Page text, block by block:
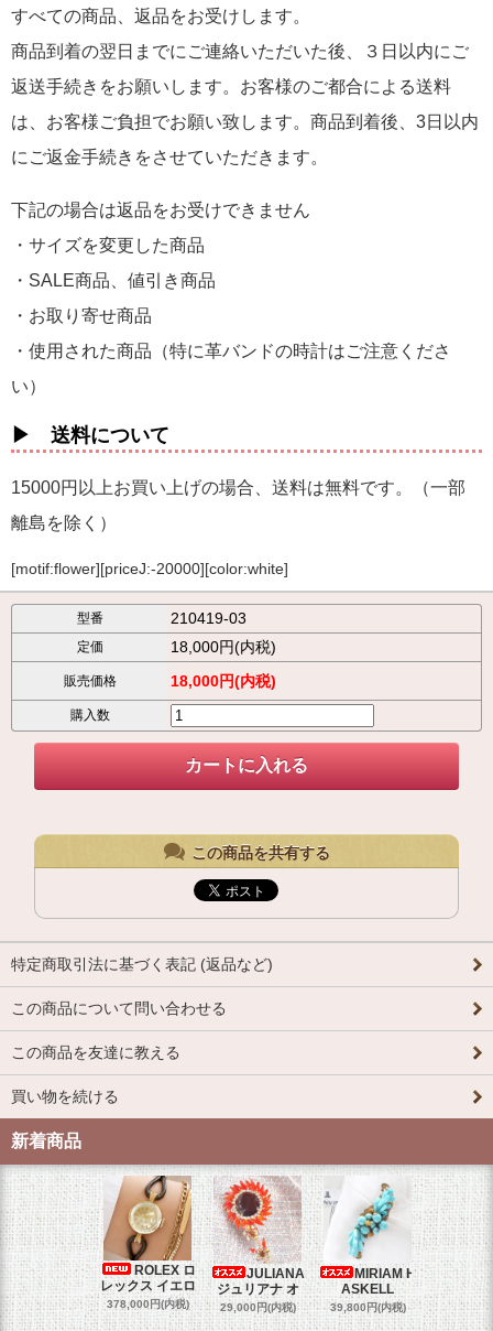
すべての商品、返品をお受けします。
商品到着の翌日までにご連絡いただいた後、３日以内にご
返送手続きをお願いします。お客様のご都合による送料
は、お客様ご負担でお願い致します。商品到着後、3日以内
にご返金手続きをさせていただきます。
下記の場合は返品をお受けできません
・サイズを変更した商品
・SALE商品、値引き商品
・お取り寄せ商品
・使用された商品（特に革バンドの時計はご注意くださ
い）
▶ 送料について
15000円以上お買い上げの場合、送料は無料です。（一部
離島を除く）
[motif:flower][priceJ:-20000][color:white]
型番 210419-03
定価 18,000円(内税)
販売価格 18,000円(内税)
購入数
この商品を共有する
特定商取引法に基づく表記 (返品など)
この商品について問い合わせる
この商品を友達に教える
買い物を続ける
新着商品
ROLEX ロ
レックス イエロ
378,000円(内税)
JULIANA
ジュリアナ オ
29,000円(内税)
MIRIAM H
ASKELL
39,800円(内税)
オメガマ
スダ
458,000円